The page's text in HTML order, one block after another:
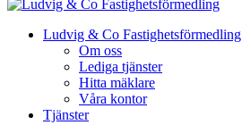
Ludvig & Co Fastighetsförmedling
Om oss
Lediga tjänster
Hitta mäklare
Våra kontor
Tjänster